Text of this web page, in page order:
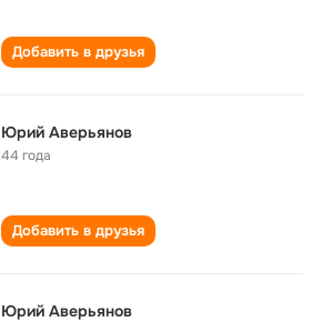
Добавить в друзья
Юрий Аверьянов
44 года
Добавить в друзья
Юрий Аверьянов